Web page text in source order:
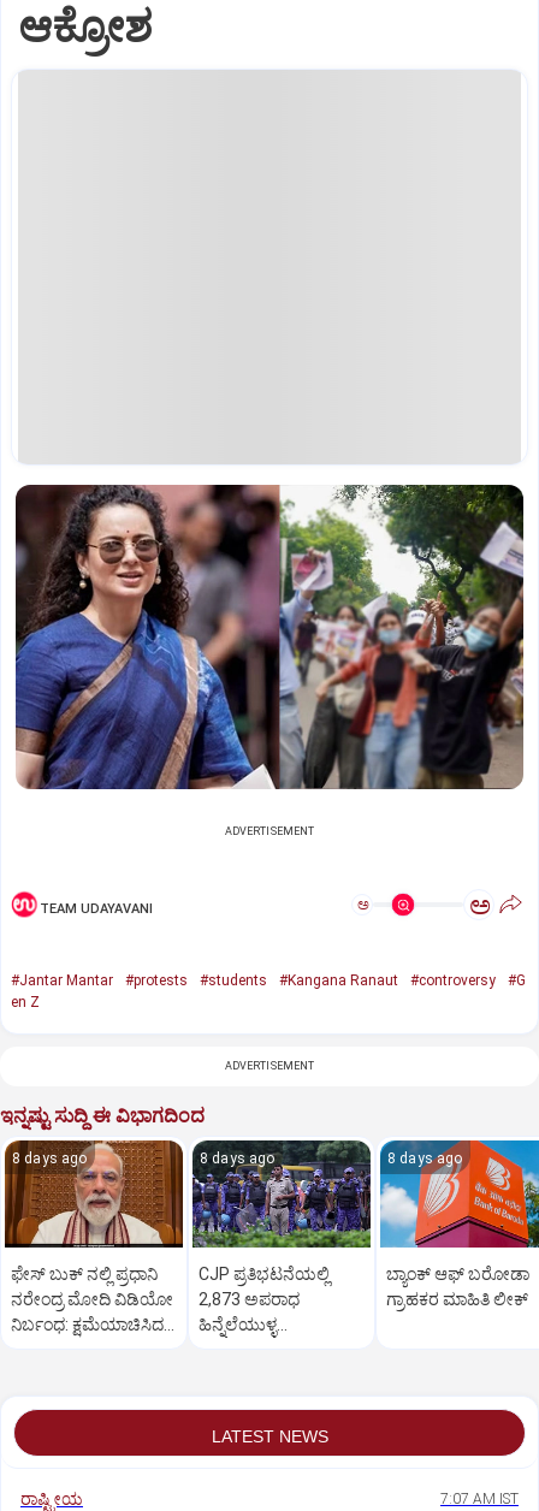
ಆಕ್ರೋಶ
ADVERTISEMENT
TEAM UDAYAVANI ಅ ಅ
#Jantar Mantar #protests #students #Kangana Ranaut #controversy
#G
en Z
ADVERTISEMENT
ಇನ್ನಷ್ಟು ಸುದ್ದಿ ಈ ವಿಭಾಗದಿಂದ
8 days ago
ಫೇಸ್‌ ಬುಕ್ ನಲ್ಲಿ ಪ್ರಧಾನಿ
ನರೇಂದ್ರ ಮೋದಿ ವಿಡಿಯೋ
ನಿರ್ಬಂಧ: ಕ್ಷಮೆಯಾಚಿಸಿದ
8 days ago
CJP ಪ್ರತಿಭಟನೆಯಲ್ಲಿ
2,873 ಅಪರಾಧ
ಹಿನ್ನೆಲೆಯುಳ್ಳ
8 days ago
ಬ್ಯಾಂಕ್ ಆಫ್ ಬರೋಡಾ
ಗ್ರಾಹಕರ ಮಾಹಿತಿ ಲೀಕ್
LATEST NEWS
ರಾಷ್ಟ್ರೀಯ 7:07 AM IST